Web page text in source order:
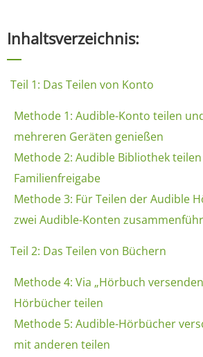
Inhaltsverzeichnis:
Teil 1: Das Teilen von Konto
Methode 1: Audible-Konto teilen
mehreren Geräten genießen
Methode 2: Audible Bibliothek
Familienfreigabe
Methode 3: Für Teilen der Audible
zwei Audible-Konten
Teil 2: Das Teilen von Büchern
Methode 4: Via „Hörbuch
Hörbücher teilen
Methode 5: Audible-Hörbücher
mit anderen teilen